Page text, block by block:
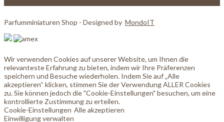
Parfumminiaturen Shop - Designed by MondoIT
Wir verwenden Cookies auf unserer Website, um Ihnen die
relevanteste Erfahrung zu bieten, indem wir Ihre Präferenzen
speichern und Besuche wiederholen. Indem Sie auf „Alle
akzeptieren“ klicken, stimmen Sie der Verwendung ALLER Cookies
zu. Sie können jedoch die "Cookie-Einstellungen" besuchen, um eine
kontrollierte Zustimmung zu erteilen.
Cookie-Einstellungen Alle akzeptieren
Einwilligung verwalten